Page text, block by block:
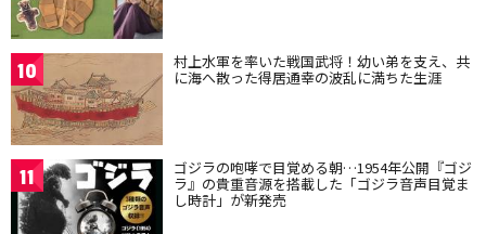
10 村上水軍を率いた戦国武将！幼い弟を支え、共
に海へ散った得居通幸の波乱に満ちた生涯
11 ゴジラの咆哮で目覚める朝…1954年公開『ゴジ
ラ』の貴重音源を搭載した「ゴジラ音声目覚ま
し時計」が新発売